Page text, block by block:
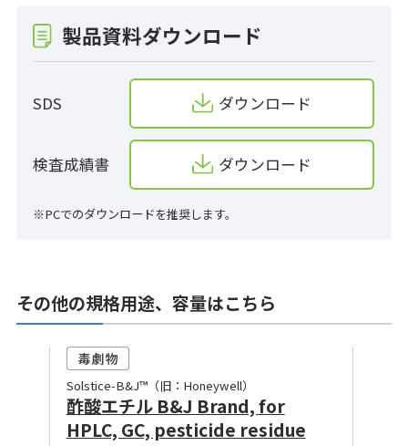
製品資料ダウンロード
SDS ダウンロード
検査成績書 ダウンロード
※PCでのダウンロードを推奨します。
その他の規格用途、容量はこちら
Solstice-B&J™（旧：Honeywell）
酢酸エチル B&J Brand, for
HPLC, GC, pesticide residue